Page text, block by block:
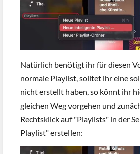
Natürlich benötigt ihr für diesen
normale Playlist, solltet ihr eine
nicht erstellt haben, so könnt ihr
gleichen Weg vorgehen und
Rechtsklick auf "Playlists" in der
Playlist" erstellen: